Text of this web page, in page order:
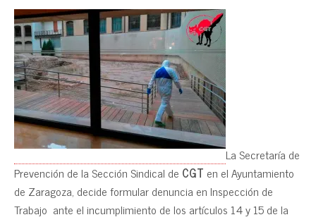
La Secretaría de
Prevención de la Sección Sindical de CGT en el Ayuntamiento
de Zaragoza, decide formular denuncia en Inspección de
Trabajo ante el incumplimiento de los artículos 14 y 15 de la